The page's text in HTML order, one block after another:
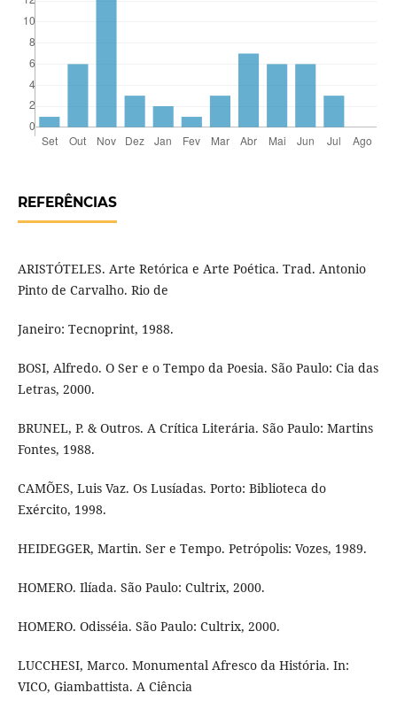
REFERÊNCIAS
ARISTÓTELES. Arte Retórica e Arte Poética. Trad. Antonio
Pinto de Carvalho. Rio de
Janeiro: Tecnoprint, 1988.
BOSI, Alfredo. O Ser e o Tempo da Poesia. São Paulo: Cia das
Letras, 2000.
BRUNEL, P. & Outros. A Crítica Literária. São Paulo: Martins
Fontes, 1988.
CAMÕES, Luis Vaz. Os Lusíadas. Porto: Biblioteca do
Exército, 1998.
HEIDEGGER, Martin. Ser e Tempo. Petrópolis: Vozes, 1989.
HOMERO. Ilíada. São Paulo: Cultrix, 2000.
HOMERO. Odisséia. São Paulo: Cultrix, 2000.
LUCCHESI, Marco. Monumental Afresco da História. In:
VICO, Giambattista. A Ciência